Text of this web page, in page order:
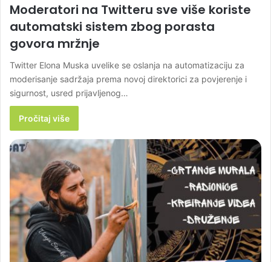
Moderatori na Twitteru sve više koriste
automatski sistem zbog porasta
govora mržnje
Twitter Elona Muska uvelike se oslanja na automatizaciju za
moderisanje sadržaja prema novoj direktorici za povjerenje i
sigurnost, usred prijavljenog…
Pročitaj više